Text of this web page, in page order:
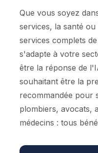
Que vous soyez
services, la santé
services complets
s'adapte à votre
être la réponse de
souhaitant être la
recommandée pour
plombiers, avocats,
médecins : tous